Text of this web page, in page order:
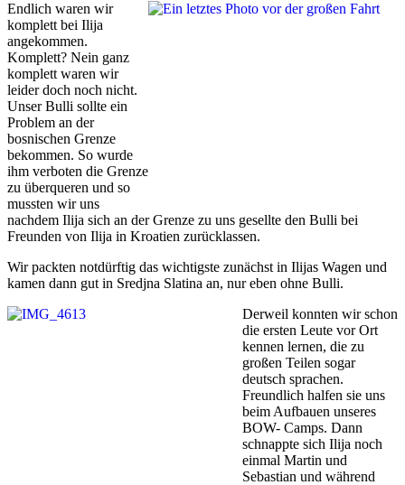
Endlich waren wir
komplett bei Ilija
angekommen.
Komplett? Nein ganz
komplett waren wir
leider doch noch nicht.
Unser Bulli sollte ein
Problem an der
bosnischen Grenze
bekommen. So wurde
ihm verboten die Grenze
zu überqueren und so
mussten wir uns
nachdem Ilija sich an der Grenze zu uns gesellte den Bulli bei
Freunden von Ilija in Kroatien zurücklassen.
Wir packten notdürftig das wichtigste zunächst in Ilijas Wagen und
kamen dann gut in Sredjna Slatina an, nur eben ohne Bulli.
Derweil konnten wir schon
die ersten Leute vor Ort
kennen lernen, die zu
großen Teilen sogar
deutsch sprachen.
Freundlich halfen sie uns
beim Aufbauen unseres
BOW- Camps. Dann
schnappte sich Ilija noch
einmal Martin und
Sebastian und während